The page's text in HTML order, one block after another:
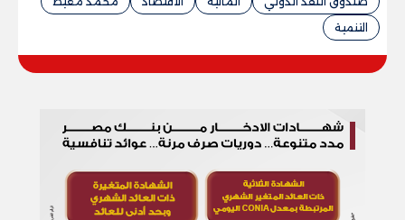
التنمية